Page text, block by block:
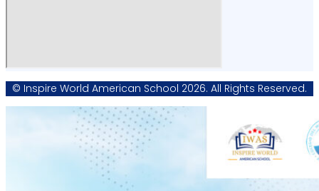
© Inspire World American School 2026. All Rights Reserved.